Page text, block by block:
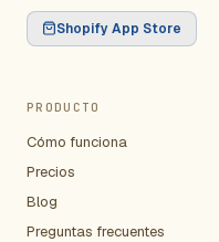
Shopify App Store
PRODUCTO
Cómo funciona
Precios
Blog
Preguntas frecuentes